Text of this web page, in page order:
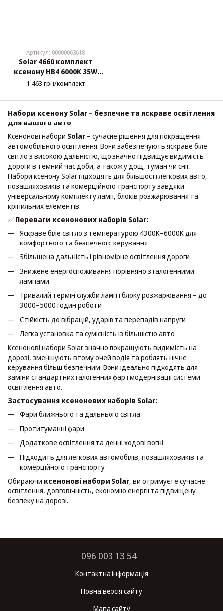
Артикул: 00000063618
Solar 4660 комплект
ксенону HB4 6000K 35W
12V
1 463 грн/комплект
Набори ксенону Solar – безпечне та яскраве освітлення
для вашого авто
Ксенонові набори Solar – сучасне рішення для покращення
автомобільного освітлення. Вони забезпечують яскраве біле
світло з високою дальністю, що значно підвищує видимість
дороги в темний час доби, а також у дощ, туман чи сніг.
Набори ксенону Solar підходять для більшості легкових авто,
позашляховиків та комерційного транспорту завдяки
універсальному комплекту ламп, блоків розжарювання та
кріпильних елементів.
✅ Переваги ксенонових наборів Solar:
Яскраве біле світло з температурою 4300K–6000K для
комфортного та безпечного керування
Збільшена дальність і рівномірне освітлення дороги
Знижене енергоспоживання порівняно з галогенними
лампами
Тривалий термін служби ламп і блоку розжарювання – до
3000–5000 годин роботи
Стійкість до вібрацій, ударів та перепадів напруги
Легка установка та сумісність із більшістю авто
Ксенонові набори Solar значно покращують видимість на
дорозі, зменшують втому очей водія та роблять нічне
керування більш безпечним. Вони ідеально підходять для
заміни стандартних галогенних фар і модернізації системи
освітлення авто.
Застосування ксенонових наборів Solar:
Фари ближнього та дальнього світла
Протитуманні фари
Додаткове освітлення та денні ходові вогні
Підходить для легкових автомобілів, позашляховиків та
комерційного транспорту
Обираючи ксенонові набори Solar, ви отримуєте сучасне
освітлення, довговічність, економію енергії та підвищену
безпеку на дорозі.
096 003 13 54
Контактна інформація
Повна версія сайту
Мапа сайту